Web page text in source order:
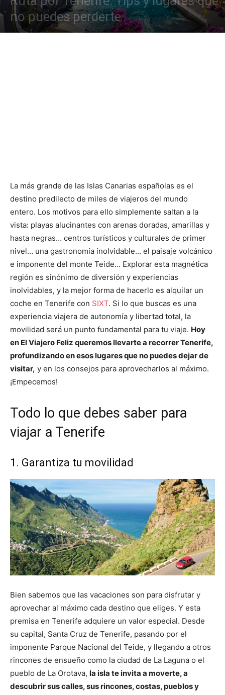
no puedes perderte
La más grande de las Islas Canarias españolas es el
destino predilecto de miles de viajeros del mundo
entero. Los motivos para ello simplemente saltan a la
vista: playas alucinantes con arenas doradas, amarillas y
hasta negras… centros turísticos y culturales de primer
nivel… una gastronomía inolvidable… el paisaje volcánico
e imponente del monte Teide… Explorar esta magnética
región es sinónimo de diversión y experiencias
inolvidables, y la mejor forma de hacerlo es alquilar un
coche en Tenerife con SIXT. Si lo que buscas es una
experiencia viajera de autonomía y libertad total, la
movilidad será un punto fundamental para tu viaje. Hoy
en El Viajero Feliz queremos llevarte a recorrer Tenerife,
profundizando en esos lugares que no puedes dejar de
visitar, y en los consejos para aprovecharlos al máximo.
¡Empecemos!
Todo lo que debes saber para
viajar a Tenerife
1. Garantiza tu movilidad
Bien sabemos que las vacaciones son para disfrutar y
aprovechar al máximo cada destino que eliges. Y esta
premisa en Tenerife adquiere un valor especial. Desde
su capital, Santa Cruz de Tenerife, pasando por el
imponente Parque Nacional del Teide, y llegando a otros
rincones de ensueño como la ciudad de La Laguna o el
pueblo de La Orotava, la isla te invita a moverte, a
descubrir sus calles, sus rincones, costas, pueblos y